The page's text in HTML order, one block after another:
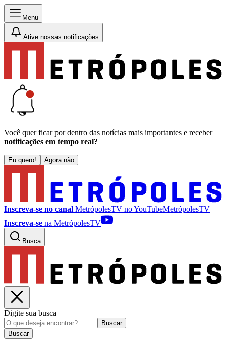
Menu
Ative nossas notificações
Você quer ficar por dentro das notícias mais importantes e receber
notificações em tempo real?
Eu quero! Agora não
Inscreva-se no canal MetrópolesTV noYouTubeMetrópolesTV
Inscreva-se na MetrópolesTV
Busca
Digite sua busca
Buscar
Buscar